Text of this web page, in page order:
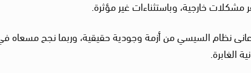
خارجية، وباستثناءات غير مؤثرة.
نظام السيسي من أزمة وجودية حقيقية، وربما نجح مسعاه
الغابرة.